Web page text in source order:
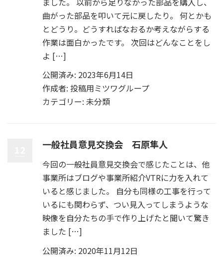
曲がった部品を叩いて元に戻したり。 何とかも
とどうり。どうすればなおるか考えながらする
作業は面白かったです。 次回はどんなことをし
よ […]
公開済み: 2023年6月14日
作成者: 投稿用ミツワグループ
カテゴリー: 未分類
一般社員意見交換会 石原隼人
今回の一般社員意見交換会で感じたことは、他
事業所はブログや事業所紹介VTRに力を入れて
いると感じました。 自分も同様の工事を行って
いるにも関わらず、つい見入ってしまうような
映像を自分たちの手で作り上げたと聞いて驚き
ました […]
公開済み: 2020年11月12日